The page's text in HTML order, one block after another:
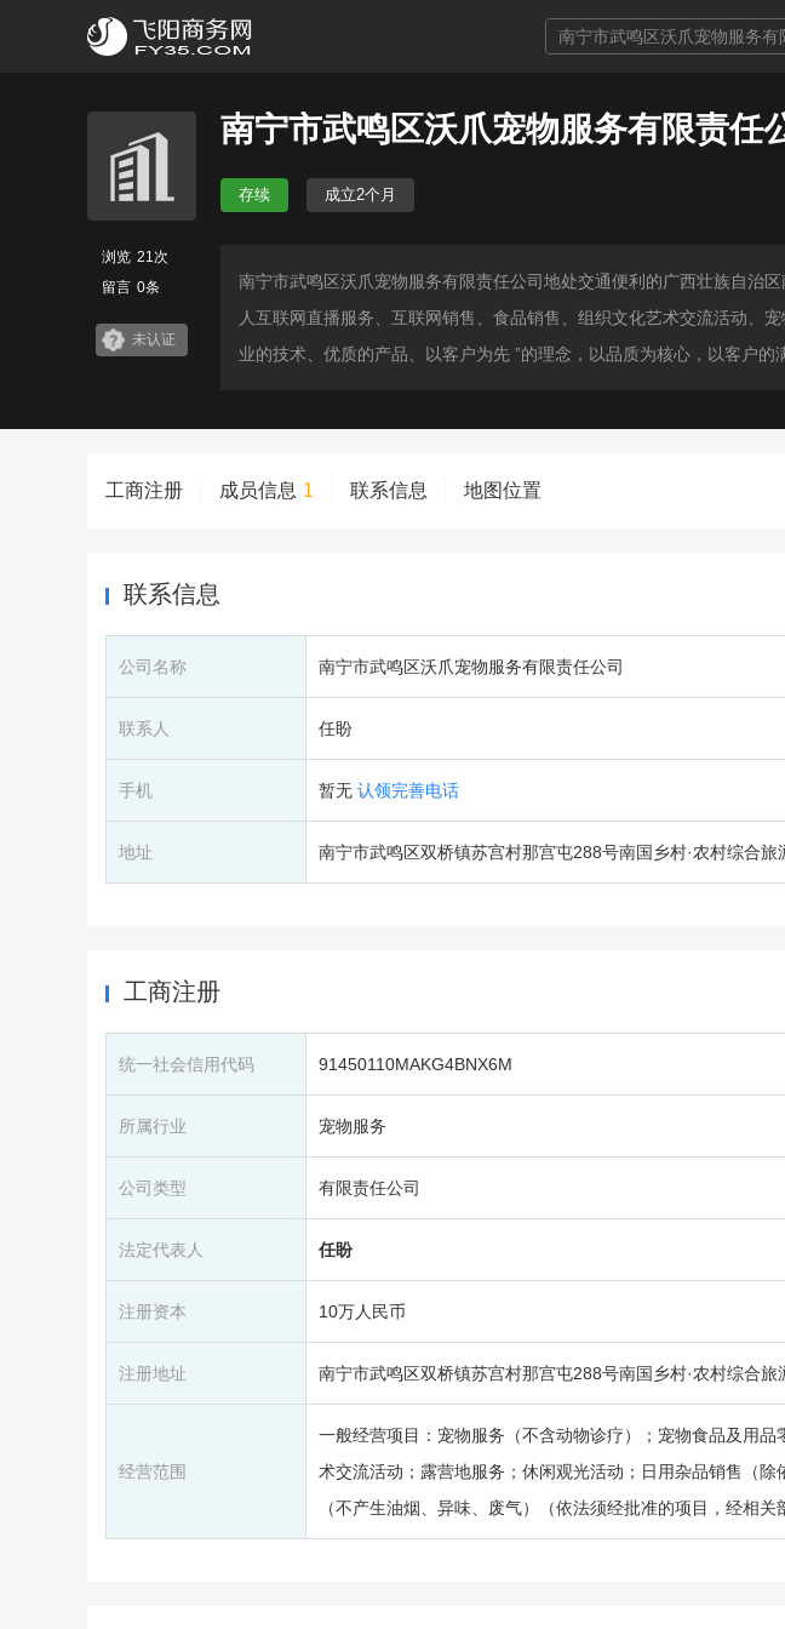
南宁市武鸣区沃爪宠物服务有限责任
存续 成立2个月
浏览 21次
留言 0条
未认证
南宁市武鸣区沃爪宠物服务有限责任公司地处交通便利的广西壮族自治
人互联网直播服务、互联网销售、食品销售、组织文化艺术交流活动、
业的技术、优质的产品、以客户为先 ”的理念，以品质为核心，以客户的
工商注册 成员信息 1 联系信息 地图位置
联系信息
公司名称 南宁市武鸣区沃爪宠物服务有限责任公司
联系人 任盼
手机 暂无 认领完善电话
地址 南宁市武鸣区双桥镇苏宫村那宫屯288号南国乡村·农村综合
工商注册
统一社会信用代码 91450110MAKG4BNX6M
所属行业 宠物服务
公司类型 有限责任公司
法定代表人 任盼
注册资本 10万人民币
注册地址 南宁市武鸣区双桥镇苏宫村那宫屯288号南国乡村·农村综合
经营范围
一般经营项目：宠物服务（不含动物诊疗）；宠物食品及用
术交流活动；露营地服务；休闲观光活动；日用杂品销售（
（不产生油烟、异味、废气）（依法须经批准的项目，经相